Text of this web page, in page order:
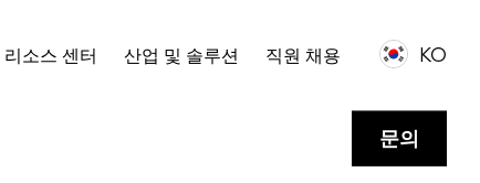
리소스 센터 산업 및 솔루션 직원 채용 KO
문의
고객 사례 저희에게 연락하거나 데모를 요청하십시오.